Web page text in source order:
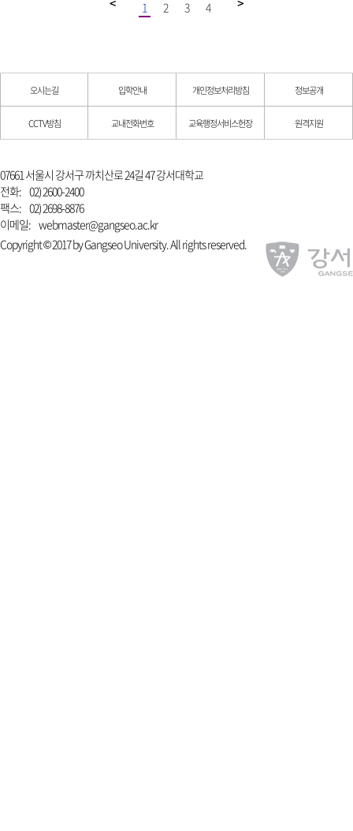
1 2 3 4
오시는길 입학안내 개인정보처리방침 정보공개
CCTV방침 교내전화번호 교육행정서비스헌장 원격지원
07661 서울시 강서구 까치산로 24길 47 강서대학교
전화: 02) 2600-2400
팩스: 02) 2698-8876
이메일: webmaster@gangseo.ac.kr
Copyright © 2017 by Gangseo University. All rights reserved.